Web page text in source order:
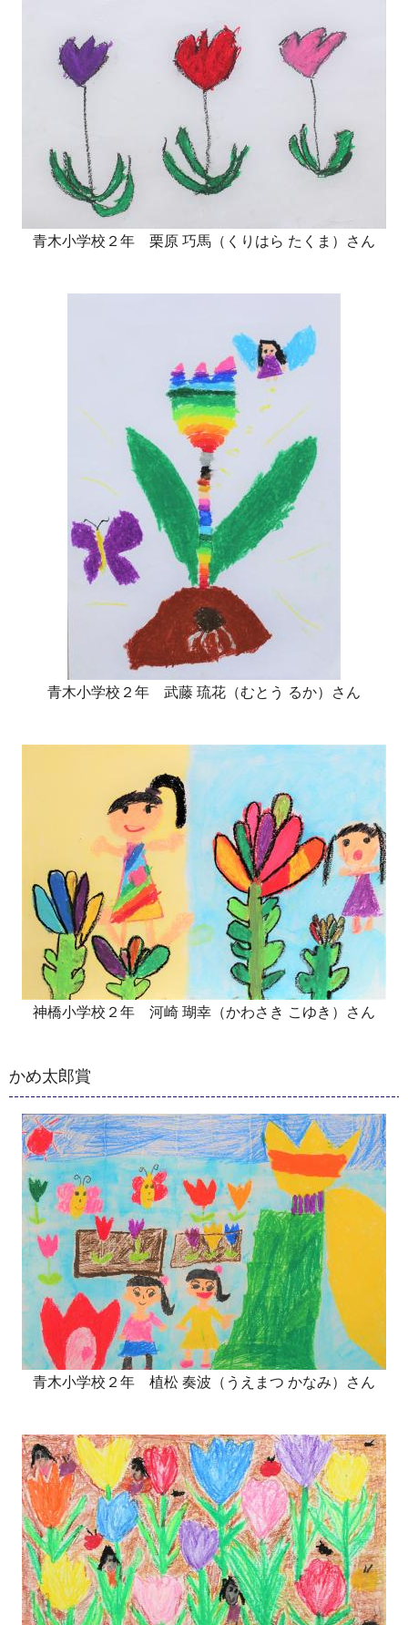
青木小学校２年 栗原 巧馬（くりはら たくま）さん
青木小学校２年 武藤 琉花（むとう るか）さん
神橋小学校２年 河崎 瑚幸（かわさき こゆき）さん
かめ太郎賞
青木小学校２年 植松 奏波（うえまつ かなみ）さん